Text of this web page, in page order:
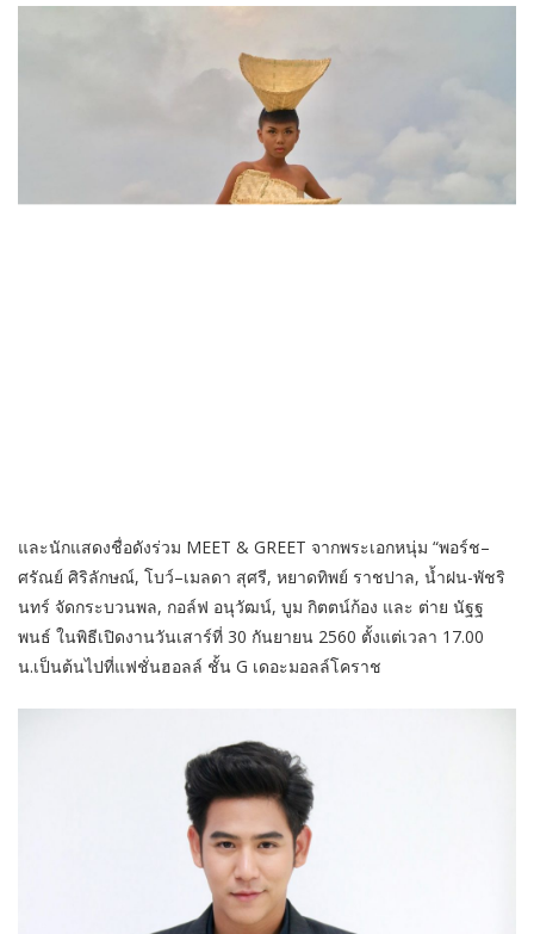
และนักแสดงชื่อดังร่วม MEET & GREET จากพระเอกหนุ่ม “พอร์ช–
ศรัณย์ ศิริลักษณ์, โบว์–เมลดา สุศรี, หยาดทิพย์ ราชปาล, น้ำฝน-พัชริ
นทร์ จัดกระบวนพล, กอล์ฟ อนุวัฒน์, บูม กิตตน์ก้อง และ ต่าย นัฐฐ
พนธ์ ในพิธีเปิดงานวันเสาร์ที่ 30 กันยายน 2560 ตั้งแต่เวลา 17.00
น.เป็นต้นไปที่แฟชั่นฮอลล์ ชั้น G เดอะมอลล์โคราช